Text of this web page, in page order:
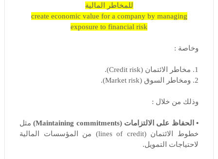
للمخاطر المالية
create economic value for a company by managing
exposure to financial risk
وخاصة :
1. مخاطر الائتمان (Credit risk).
2. ومخاطر السوق (Market risk).
وذلك من خلال :
• الحفاظ على الالتزامات (Maintaining commitments)
مثل
خطوط الائتمان (lines of credit) من المؤسسات المالية
لاحتياجات التمويل.